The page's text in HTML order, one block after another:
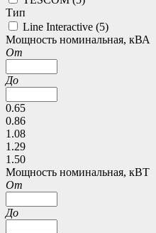
Тип
Line Interactive (5)
Мощность номинальная, кВА
От
До
0.65
0.86
1.08
1.29
1.50
Мощность номинальная, кВТ
От
До